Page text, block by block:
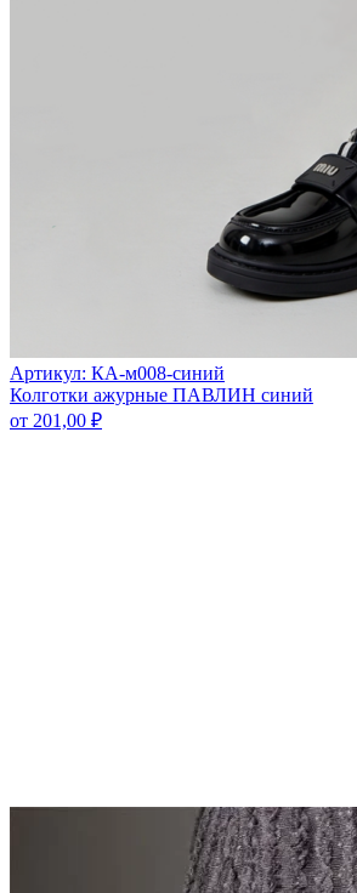
Артикул: КА-м008-синий
Колготки ажурные ПАВЛИН синий
от 201,00 ₽